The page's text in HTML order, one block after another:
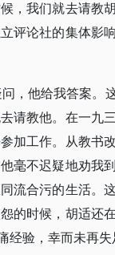
，我们就去请教
评论社的集体影
，他给我答案。
请教他。在一九
加工作。从教书
毫不迟疑地劝我
流合污的生活。
的时候，胡适还
经验，幸而未再失